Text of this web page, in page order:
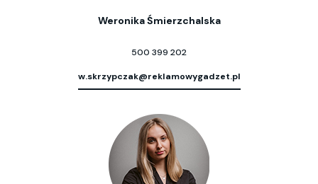
Weronika Śmierzchalska
500 399 202
w.skrzypczak@reklamowygadzet.pl